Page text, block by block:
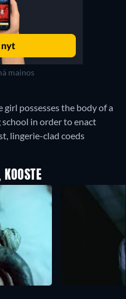
mainos
possesses the body of a
in order to enact
lingerie-clad coeds